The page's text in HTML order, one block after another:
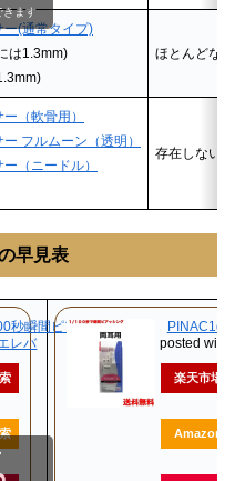
ー(通常タイプ)
は1.3mm)
ほとんどない
（軟骨用）
フルムーン（透明）
（ニードル）
存在しない
きます
早見表
秒瞬間ピアッサー)
レバ
PINAC1α
posted with
楽天市場
Amazon